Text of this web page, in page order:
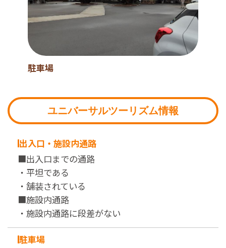
駐車場
ユニバーサルツーリズム情報
出入口・施設内通路
■出入口までの通路
・平坦である
・舗装されている
■施設内通路
・施設内通路に段差がない
駐車場